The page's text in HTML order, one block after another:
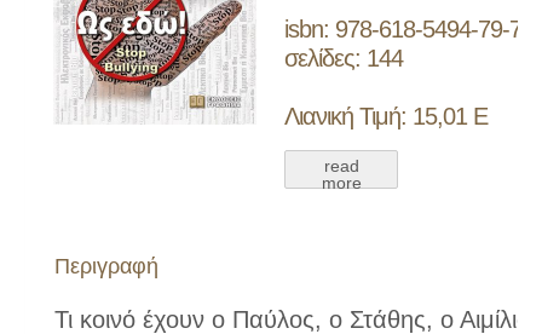
isbn: 978-618-5494-79-7
σελίδες: 144
Λιανική Τιμή: 15,01 Ε
read
more
Περιγραφή
Τι κοινό έχουν ο Παύλος, ο Στάθης, ο